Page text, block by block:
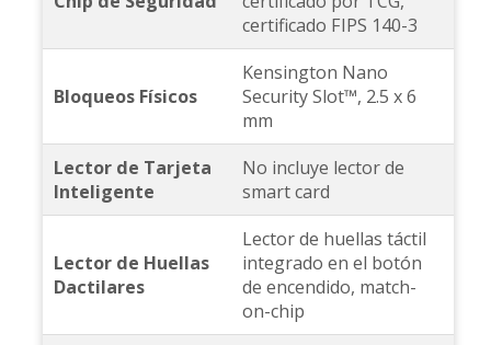
certificado FIPS 140-3
Bloqueos Físicos
Kensington Nano
Security Slot™, 2.5 x 6
mm
Lector de Tarjeta
Inteligente
No incluye lector de
smart card
Lector de Huellas
Dactilares
Lector de huellas táctil
integrado en el botón
de encendido, match-
on-chip